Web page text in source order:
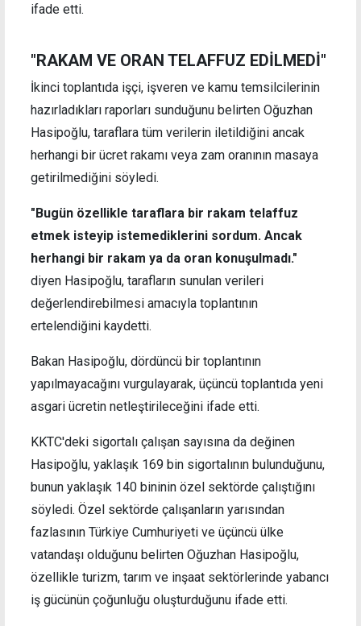
ifade etti.
"RAKAM VE ORAN TELAFFUZ EDİLMEDİ"
İkinci toplantıda işçi, işveren ve kamu temsilcilerinin
hazırladıkları raporları sunduğunu belirten Oğuzhan
Hasipoğlu, taraflara tüm verilerin iletildiğini ancak
herhangi bir ücret rakamı veya zam oranının masaya
getirilmediğini söyledi.
"Bugün özellikle taraflara bir rakam telaffuz
etmek isteyip istemediklerini sordum. Ancak
herhangi bir rakam ya da oran konuşulmadı."
diyen Hasipoğlu, tarafların sunulan verileri
değerlendirebilmesi amacıyla toplantının
ertelendiğini kaydetti.
Bakan Hasipoğlu, dördüncü bir toplantının
yapılmayacağını vurgulayarak, üçüncü toplantıda yeni
asgari ücretin netleştirileceğini ifade etti.
KKTC'deki sigortalı çalışan sayısına da değinen
Hasipoğlu, yaklaşık 169 bin sigortalının bulunduğunu,
bunun yaklaşık 140 bininin özel sektörde çalıştığını
söyledi. Özel sektörde çalışanların yarısından
fazlasının Türkiye Cumhuriyeti ve üçüncü ülke
vatandaşı olduğunu belirten Oğuzhan Hasipoğlu,
özellikle turizm, tarım ve inşaat sektörlerinde yabancı
iş gücünün çoğunluğu oluşturduğunu ifade etti.